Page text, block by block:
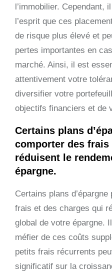
l’immobilier. Cependant,
l’esprit que ces
de risque plus élevé et
pertes importantes en
marché. Ainsi, il est
attentivement votre
diversifier votre
objectifs financiers et de
Certains plans
comporter des frais
réduisent le
épargne.
Certains plans
frais et des charges qui
global de votre épargne.
méfier de ces coûts
petits frais récurrents
significatif sur la